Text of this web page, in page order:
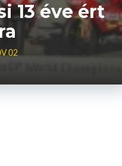
13 éve ért
02